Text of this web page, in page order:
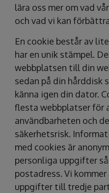
lära oss mer om vad
och vad vi kan
En cookie består av
har en unik stämpel.
webbplatsen till din
sedan på din hårddisk
känna igen din dator.
flesta webbplatser för
användbarheten och
säkerhetsrisk.
med cookies är
personliga uppgifter
postadress. Vi
uppgifter till tredje